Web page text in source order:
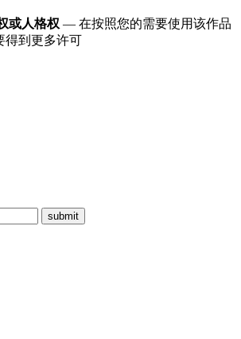
或人格权 — 在按照您的需要使用该作品
得到更多许可
submit